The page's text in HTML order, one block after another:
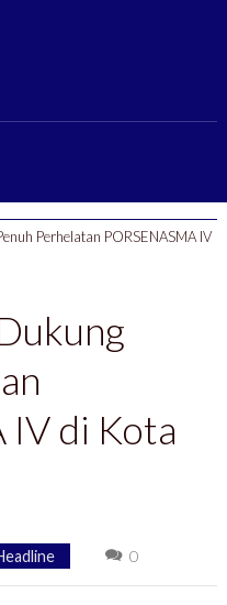
Perhelatan PORSENASMA IV
IV di Kota
0